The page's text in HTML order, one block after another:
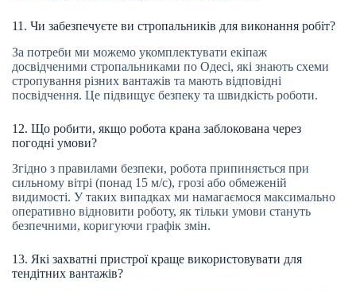
11. Чи забезпечуєте ви стропальників для виконання робіт?
За потреби ми можемо укомплектувати екіпаж
досвідченими стропальниками по Одесі, які знають схеми
стропування різних вантажів та мають відповідні
посвідчення. Це підвищує безпеку та швидкість роботи.
12. Що робити, якщо робота крана заблокована через
погодні умови?
Згідно з правилами безпеки, робота припиняється при
сильному вітрі (понад 15 м/с), грозі або обмеженій
видимості. У таких випадках ми намагаємося максимально
оперативно відновити роботу, як тільки умови стануть
безпечними, коригуючи графік змін.
13. Які захватні пристрої краще використовувати для
тендітних вантажів?